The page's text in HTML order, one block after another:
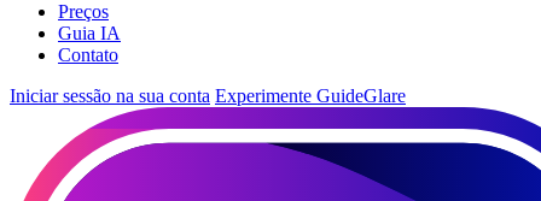
Preços
Guia IA
Contato
Iniciar sessão na sua conta Experimente GuideGlare